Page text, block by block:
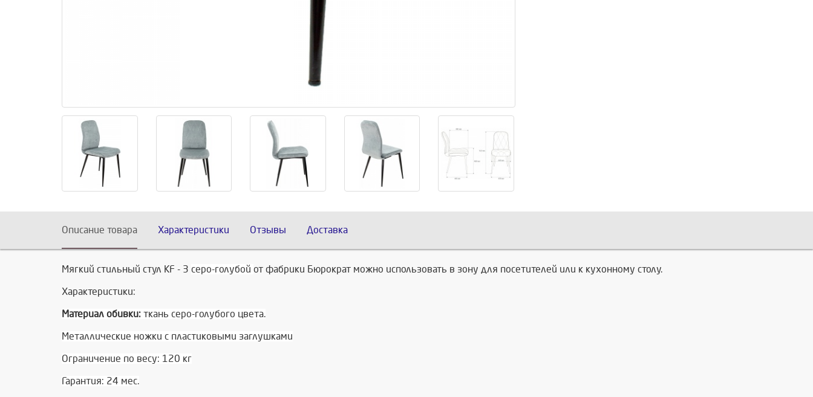
Описание товара Характеристики Отзывы Доставка
Мягкий стильный стул KF - 3 серо-голубой от фабрики Бюрократ можно использовать в зону для посетителей или к кухонному столу.
Характеристики:
Материал обивки: ткань серо-голубого цвета.
Металлические ножки с пластиковыми заглушками
Ограничение по весу: 120 кг
Гарантия: 24 мес.